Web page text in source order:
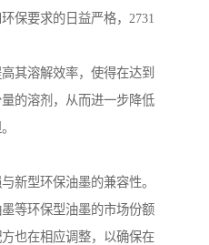
保要求的日益严格，2731
其溶解效率，使得在达到
的溶剂，从而进一步降低
新型环保油墨的兼容性。
等环保型油墨的市场份额
也在相应调整，以确保在